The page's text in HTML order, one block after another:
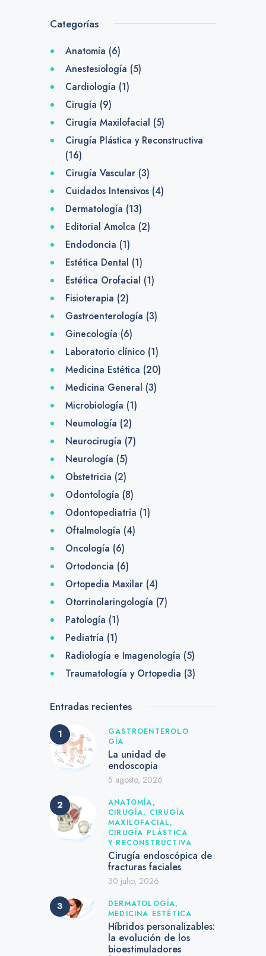
Categorías
Anatomía (6)
Anestesiología (5)
Cardiología (1)
Cirugía (9)
Cirugía Maxilofacial (5)
Cirugía Plástica y Reconstructiva
(16)
Cirugía Vascular(3)
Cuidados Intensivos(4)
Dermatología (13)
Editorial Amolca (2)
Endodoncia (1)
Estética Dental (1)
Estética Orofacial (1)
Fisioterapia (2)
Gastroenterología (3)
Ginecología (6)
Laboratorio clínico(1)
Medicina Estética (20)
Medicina General (3)
Microbiología (1)
Neumología (2)
Neurocirugía (7)
Neurología (5)
Obstetricia (2)
Odontología (8)
Odontopediatría (1)
Oftalmología (4)
Oncología (6)
Ortodoncia (6)
Ortopedia Maxilar(4)
Otorrinolaringología (7)
Patología (1)
Pediatría (1)
Radiología e Imagenología (5)
Traumatología y Ortopedia (3)
Entradas recientes
GASTROENTEROLO
GÍA
La unidad de
endoscopia
5 agosto, 2026
ANATOMÍA,
CIRUGÍA, CIRUGÍA
MAXILOFACIAL,
CIRUGÍA PLÁSTICA
Y RECONSTRUCTIVA
Cirugía endoscópica de
fracturas faciales
30 julio, 2026
DERMATOLOGÍA,
MEDICINA ESTÉTICA
Híbridos personalizables:
la evolución de los
bioestimuladores